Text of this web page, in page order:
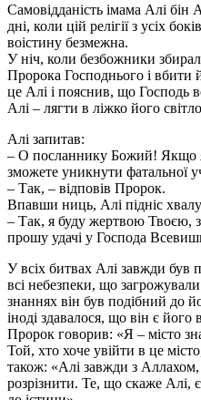
Самовідданість імама Алі бін
дні, коли цій релігії з усіх
воістину безмежна.
У ніч, коли безбожники
Пророка Господнього і вбити
це Алі і пояснив, що Господь
Алі – лягти в ліжко його
Алі запитав:
– О посланнику Божий! Якщо
зможете уникнути фатальної
– Так, – відповів Пророк.
Впавши ниць, Алі підніс
– Так, я буду жертвою Твоєю,
прошу удачі у Господа
У всіх битвах Алі завжди був
всі небезпеки, що загрожували
знаннях він був подібний до
іноді здавалося, що він є
Пророк говорив: «Я – місто
Той, хто хоче увійти в це
також: «Алі завжди з Аллахом,
розрізнити. Те, що скаже Алі,